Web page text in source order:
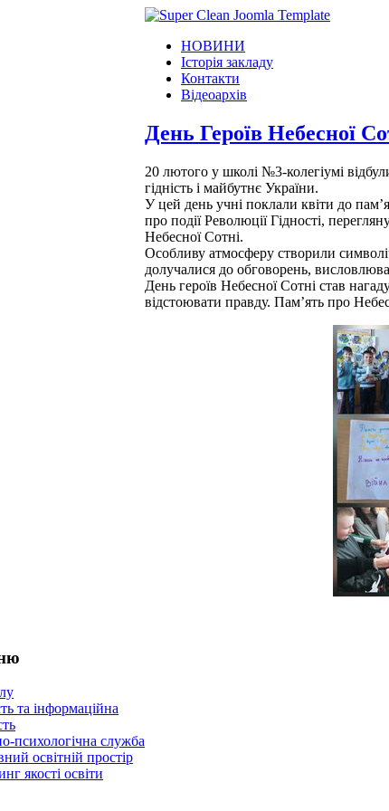
НОВИНИ
Історія закладу
Контакти
Відеоархів
День Героїв Небесної
20 лютого у школі №3-колегіумі
гідність і майбутнє України.
У цей день учні поклали квіти до
про події Революції Гідності,
Небесної Сотні.
Особливу атмосферу створили
долучалися до обговорень,
День героїв Небесної Сотні став
відстоювати правду. Пам’ять про
та інформаційна
психологічна служба
освітній простір
якості освіти